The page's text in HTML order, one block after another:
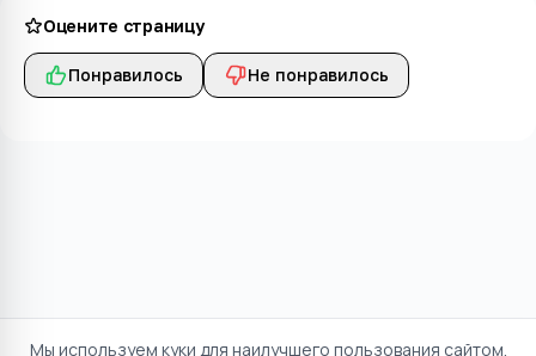
Оцените страницу
Понравилось Не понравилось
Мы используем куки для наилучшего пользования сайтом.